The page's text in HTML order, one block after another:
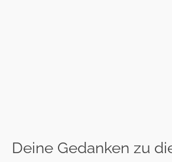
Deine Gedanken zu